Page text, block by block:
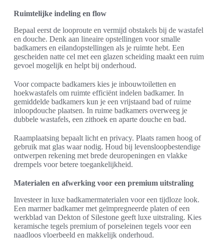
Ruimtelijke indeling en flow
Bepaal eerst de looproute en vermijd obstakels bij de wastafel
en douche. Denk aan lineaire opstellingen voor smalle
badkamers en eilandopstellingen als je ruimte hebt. Een
gescheiden natte cel met een glazen scheiding maakt een ruim
gevoel mogelijk en helpt bij onderhoud.
Voor compacte badkamers kies je inbouwtoiletten en
hoekwastafels om ruimte efficiënt indelen badkamer. In
gemiddelde badkamers kun je een vrijstaand bad of ruime
inloopdouche plaatsen. In ruime badkamers overweeg je
dubbele wastafels, een zithoek en aparte douche en bad.
Raamplaatsing bepaalt licht en privacy. Plaats ramen hoog of
gebruik mat glas waar nodig. Houd bij levensloopbestendige
ontwerpen rekening met brede deuropeningen en vlakke
drempels voor betere toegankelijkheid.
Materialen en afwerking voor een premium uitstraling
Investeer in luxe badkamermaterialen voor een tijdloze look.
Een marmer badkamer met geïmpregneerde platen of een
werkblad van Dekton of Silestone geeft luxe uitstraling. Kies
keramische tegels premium of porseleinen tegels voor een
naadloos vloerbeeld en makkelijk onderhoud.